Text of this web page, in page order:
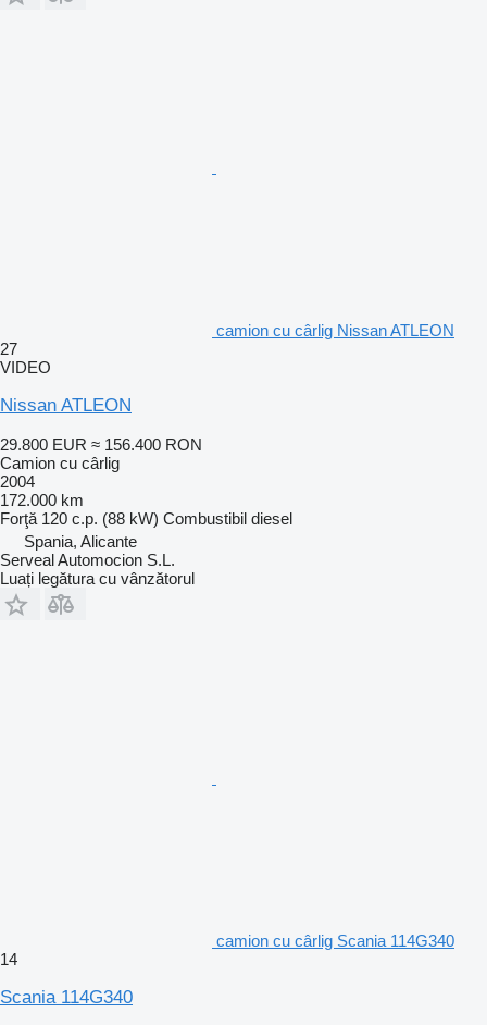
camion cu cârlig Nissan ATLEON
27
VIDEO
Nissan ATLEON
29.800 EUR ≈ 156.400 RON
Camion cu cârlig
2004
172.000 km
Forţă 120 c.p. (88 kW) Combustibil diesel
Spania, Alicante
Serveal Automocion S.L.
Luați legătura cu vânzătorul
camion cu cârlig Scania 114G340
14
Scania 114G340